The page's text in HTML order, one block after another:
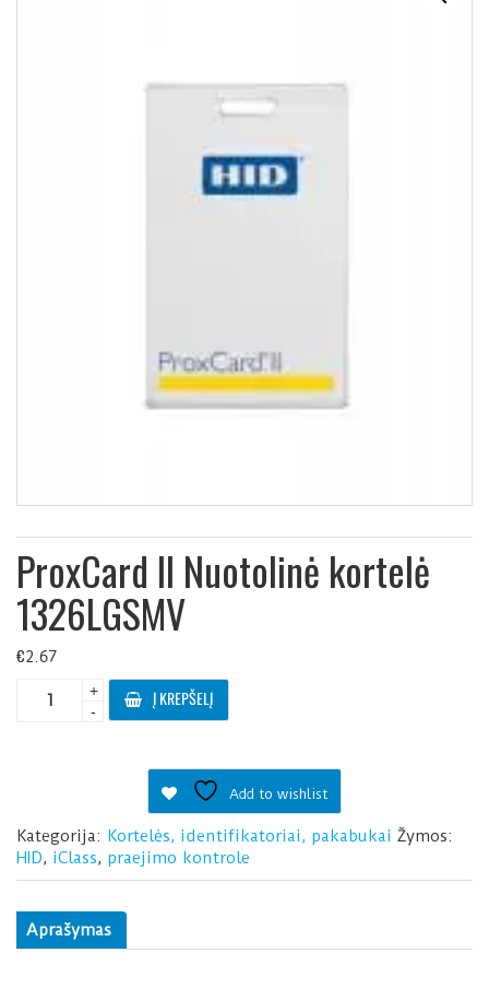
ProxCard II Nuotolinė kortelė
1326LGSMV
€2.67
produkto
kiekis:
+
-
Į KREPŠELĮ
Add to wishlist
Kategorija: Kortelės, identifikatoriai, pakabukai Žymos:
HID, iClass, praejimo kontrole
Aprašymas